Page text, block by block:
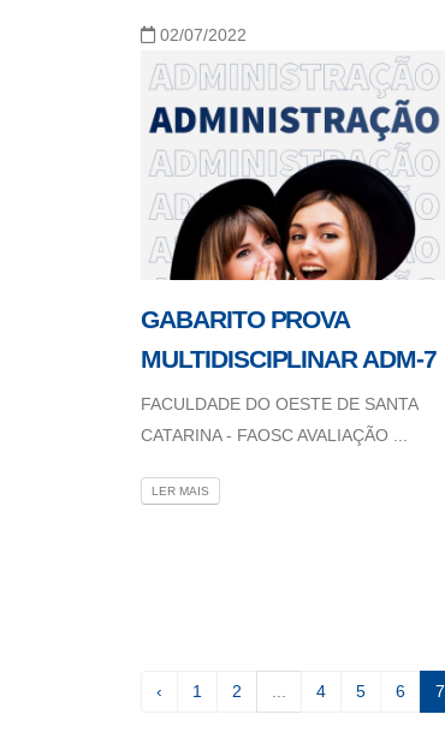
02/07/2022
GABARITO PROVA
MULTIDISCIPLINAR ADM-7
FACULDADE DO OESTE DE SANTA
CATARINA - FAOSC AVALIAÇÃO ...
LER MAIS
‹ 1 2 4 5 6 7